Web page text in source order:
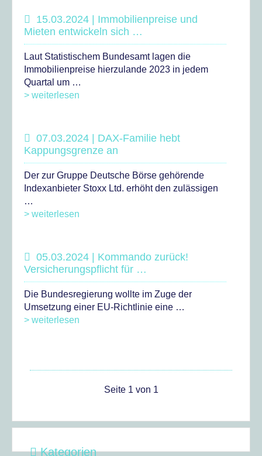
15.03.2024 | Immobilienpreise und
Mieten entwickeln sich …
Laut Statistischem Bundesamt lagen die
Immobilienpreise hierzulande 2023 in jedem
Quartal um …
> weiterlesen
07.03.2024 | DAX-Familie hebt
Kappungsgrenze an
Der zur Gruppe Deutsche Börse gehörende
Indexanbieter Stoxx Ltd. erhöht den zulässigen
…
> weiterlesen
05.03.2024 | Kommando zurück!
Versicherungspflicht für …
Die Bundesregierung wollte im Zuge der
Umsetzung einer EU-Richtlinie eine …
> weiterlesen
Seite 1 von 1
Kategorien